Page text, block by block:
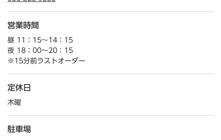
営業時間
昼 11：15～14：15
夜 18：00～20：15
※15分前ラストオーダー
定休日
木曜
駐車場